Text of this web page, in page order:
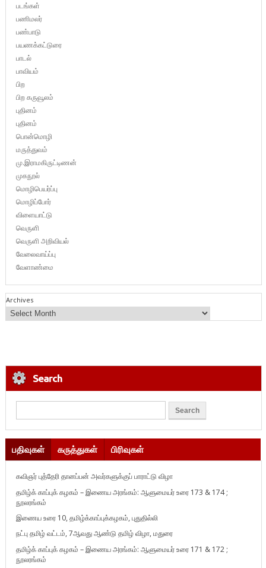
படங்கள்
பணிமலர்
பண்பாடு
பயணக்கட்டுரை
பாடல்
பாவியம்
பிற
பிற கருவூலம்
புதினம்
புதினம்
பொன்மொழி
மருத்துவம்
மு.இராமகிருட்டிணன்
முகநூல்
மொழிபெயர்ப்பு
மொழிப்போர்
விளையாட்டு
வெருளி
வெருளி அறிவியல்
வேலைவாய்ப்பு
வேளாண்மை
Archives
Search
பதிவுகள் கருத்துகள் பிரிவுகள்
கவிஞர் புத்தேரி தானப்பன் அவர்களுக்குப் பாராட்டு விழா
தமிழ்க் காப்புக் கழகம் – இணைய அரங்கம்: ஆளுமையர் உரை 173 & 174 ;
நூலரங்கம்
இணைய உரை 10, தமிழ்க்காப்புக்கழகம், புதுதில்லி
நட்பு தமிழ் வட்டம், 7ஆவது ஆண்டு தமிழ் விழா, மதுரை
தமிழ்க் காப்புக் கழகம் – இணைய அரங்கம்: ஆளுமையர் உரை 171 & 172 ;
நூலரங்கம்